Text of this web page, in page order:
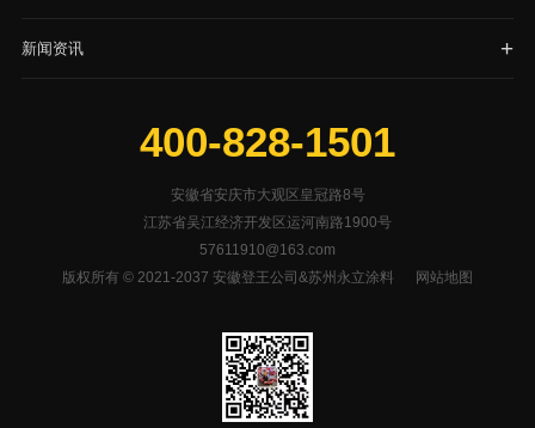
新闻资讯
400-828-1501
安徽省安庆市大观区皇冠路8号
江苏省吴江经济开发区运河南路1900号
57611910@163.com
版权所有 © 2021-2037 安徽登王公司&苏州永立涂料
网站地图